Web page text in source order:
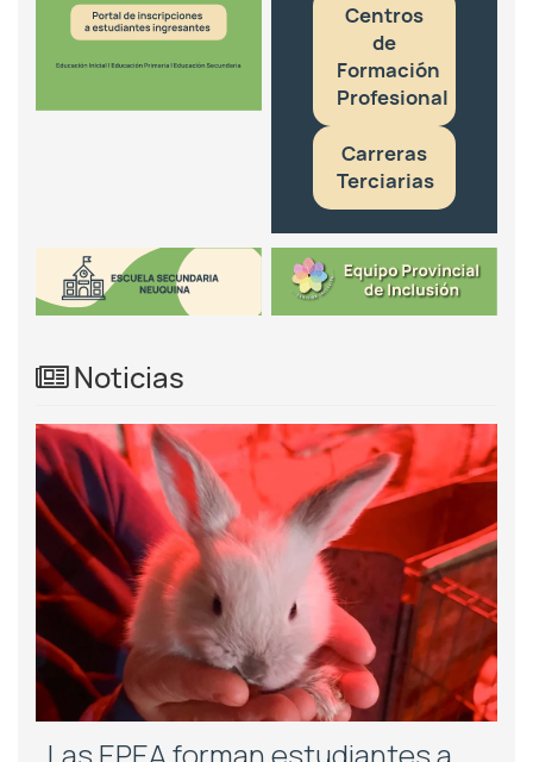
Centros
de
Formación
Profesional
Carreras
Terciarias
Noticias